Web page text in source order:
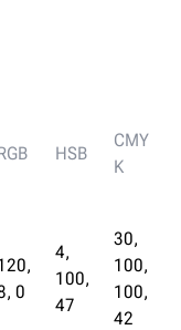
HSB
CMY
K
0
4,
100,
47
30,
100,
100,
42